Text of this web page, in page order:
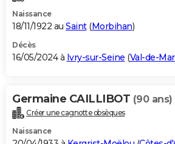
Naissance
18/11/1922 au Saint(Morbihan)
Décès
16/05/2024 à Ivry-sur-Seine (Val-de-
Germaine CAILLIBOT (90 ans)
Créer une cagnotte obsèques
Naissance